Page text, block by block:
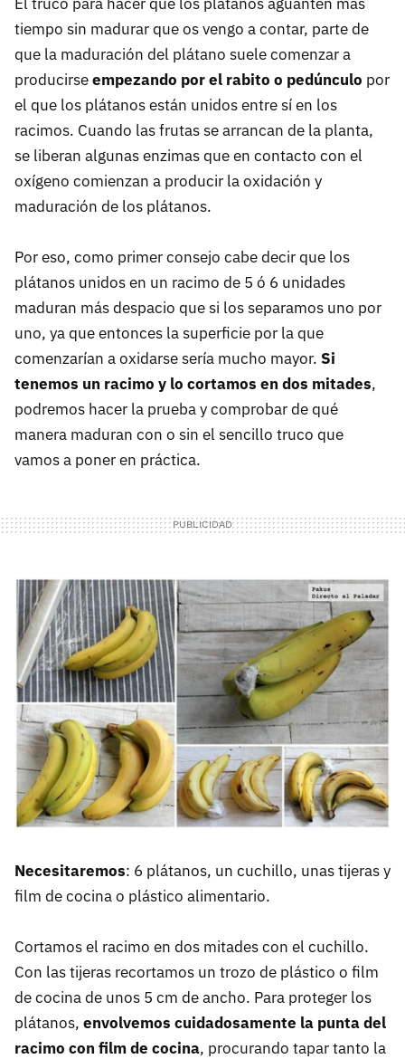
tiempo sin madurar que os vengo a contar, parte de
que la maduración del plátano suele comenzar a
producirseempezando por el rabito o pedúnculo por
el que los plátanos están unidos entre sí en los
racimos. Cuando las frutas se arrancan de la planta,
se liberan algunas enzimas que en contacto con el
oxígeno comienzan a producir la oxidación y
maduración de los plátanos.
Por eso, como primer consejo cabe decir que los
plátanos unidos en un racimo de 5 ó 6 unidades
maduran más despacio que si los separamos uno por
uno, ya que entonces la superficie por la que
comenzarían a oxidarse sería mucho mayor. Si
tenemos un racimo y lo cortamos en dos mitades,
podremos hacer la prueba y comprobar de qué
manera maduran con o sin el sencillo truco que
vamos a poner en práctica.
Necesitaremos: 6 plátanos, un cuchillo, unas tijeras y
film de cocina o plástico alimentario.
Cortamos el racimo en dos mitades con el cuchillo.
Con las tijeras recortamos un trozo de plástico o film
de cocina de unos 5 cm de ancho. Para proteger los
plátanos, envolvemos cuidadosamente la punta del
racimo con film de cocina, procurando tapar tanto la